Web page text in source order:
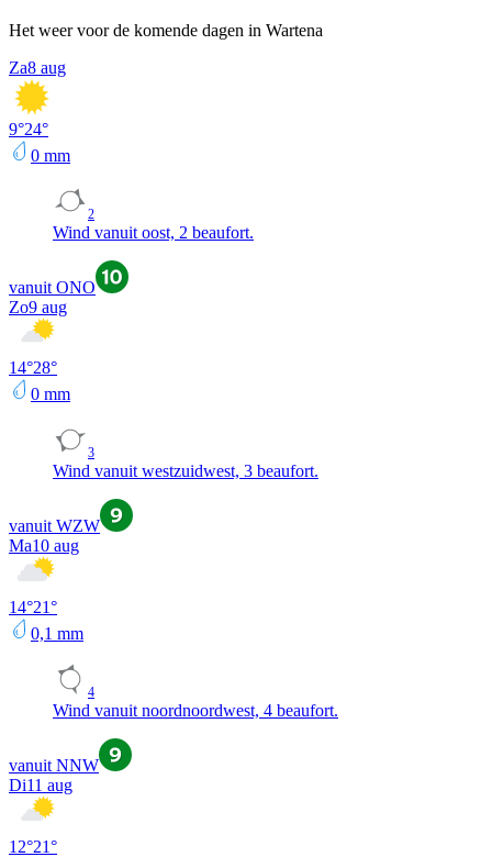
Het weer voor de komende dagen in Wartena
Za8 aug
9°24°
0 mm
2
Wind vanuit oost, 2 beaufort.
vanuit ONO
Zo9 aug
14°28°
0 mm
3
Wind vanuit westzuidwest, 3 beaufort.
vanuit WZW
Ma10 aug
14°21°
0,1 mm
4
Wind vanuit noordnoordwest, 4 beaufort.
vanuit NNW
Di11 aug
12°21°